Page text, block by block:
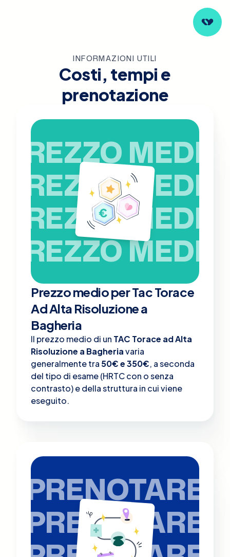
INFORMAZIONI UTILI
Costi, tempi e
prenotazione
PREZZO MEDIO
PREZZO MEDIO
PREZZO MEDIO
PREZZO MEDIO
Prezzo medio per Tac Torace
Ad Alta Risoluzione a
Bagheria
Il prezzo medio di un TAC Torace ad Alta
Risoluzione a Bagheriavaria
generalmente tra 50€ e 350€, a seconda
del tipo di esame (HRTC con o senza
contrasto) e della struttura in cui viene
eseguito.
PRENOTARE
PRENOTARE